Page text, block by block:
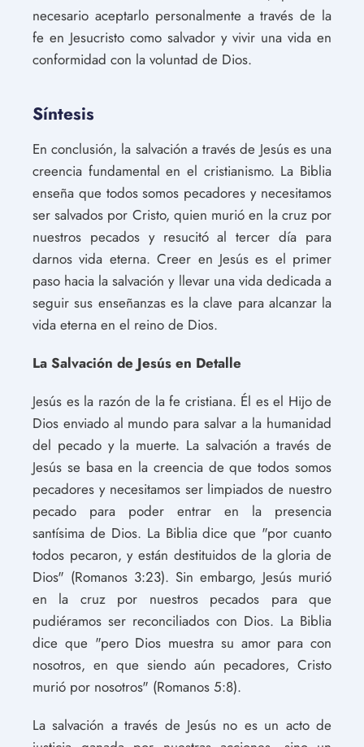
necesario aceptarlo personalmente a través de la
fe en Jesucristo como salvador y vivir una vida en
conformidad con la voluntad de Dios.
Síntesis
En conclusión, la salvación a través de Jesús es una
creencia fundamental en el cristianismo. La Biblia
enseña que todos somos pecadores y necesitamos
ser salvados por Cristo, quien murió en la cruz por
nuestros pecados y resucitó al tercer día para
darnos vida eterna. Creer en Jesús es el primer
paso hacia la salvación y llevar una vida dedicada a
seguir sus enseñanzas es la clave para alcanzar la
vida eterna en el reino de Dios.
La Salvación de Jesús en Detalle
Jesús es la razón de la fe cristiana. Él es el Hijo de
Dios enviado al mundo para salvar a la humanidad
del pecado y la muerte. La salvación a través de
Jesús se basa en la creencia de que todos somos
pecadores y necesitamos ser limpiados de nuestro
pecado para poder entrar en la presencia
santísima de Dios. La Biblia dice que "por cuanto
todos pecaron, y están destituidos de la gloria de
Dios" (Romanos 3:23). Sin embargo, Jesús murió
en la cruz por nuestros pecados para que
pudiéramos ser reconciliados con Dios. La Biblia
dice que "pero Dios muestra su amor para con
nosotros, en que siendo aún pecadores, Cristo
murió por nosotros" (Romanos 5:8).
La salvación a través de Jesús no es un acto de